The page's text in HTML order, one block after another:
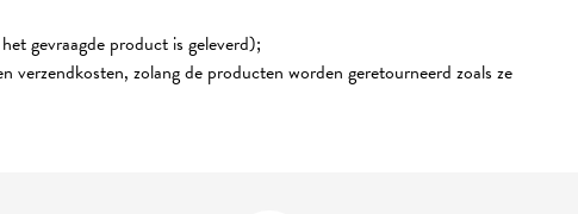
gevraagde product is geleverd);
zolang de producten worden geretourneerd zoals ze